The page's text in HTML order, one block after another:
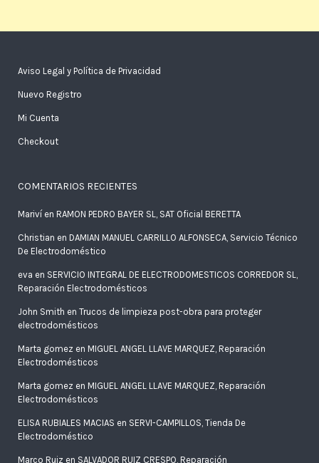
Aviso Legal y Política de Privacidad
Nuevo Registro
Mi Cuenta
Checkout
COMENTARIOS RECIENTES
Marivíen RAMON PEDRO BAYER SL, SAT Oficial BERETTA
Christian en DAMIAN MANUEL CARRILLO ALFONSECA, Servicio Técnico
De Electrodoméstico
eva en SERVICIO INTEGRAL DE ELECTRODOMESTICOS CORREDOR SL,
Reparación Electrodomésticos
John Smith en Trucos de limpieza post-obra para proteger
electrodomésticos
Marta gomez en MIGUEL ANGEL LLAVE MARQUEZ, Reparación
Electrodomésticos
Marta gomez en MIGUEL ANGEL LLAVE MARQUEZ, Reparación
Electrodomésticos
ELISA RUBIALES MACIAS en SERVI-CAMPILLOS, Tienda De
Electrodoméstico
Marco Ruiz en SALVADOR RUIZ CRESPO, Reparación